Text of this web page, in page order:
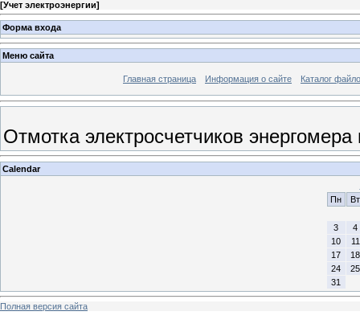
[Учет электроэнергии]
Форма входа
Меню сайта
Главная страница Информация о сайте Каталог
Отмотка электросчетчиков
Calendar
Пн
Вт
3
4
10
11
17
18
24
25
31
Полная версия сайта